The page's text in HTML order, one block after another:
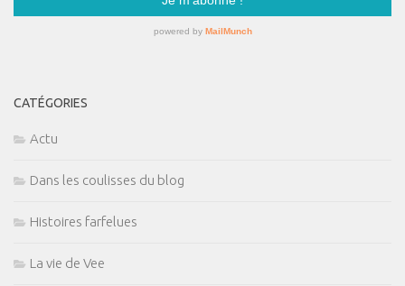
CATÉGORIES
Actu
Dans les coulisses du blog
Histoires farfelues
La vie de Vee